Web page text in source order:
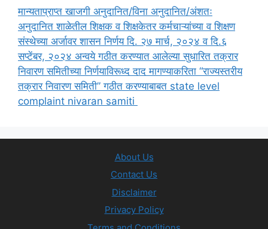
मान्यताप्राप्त खाजगी अनुदानित/विना अनुदानित/अंशतः
अनुदानित शाळेतील शिक्षक व शिक्षकेतर कर्मचाऱ्यांच्या व शिक्षण
संस्थेच्या अर्जावर शासन निर्णय दि. २७ मार्च, २०२४ व दि.६
सप्टेंबर, २०२४ अन्वये गठीत करण्यात आलेल्या सुधारित तक्रार
निवारण समितीच्या निर्णयाविरूध्द दाद मागण्याकरिता “राज्यस्तरीय
तक्रार निवारण समिती” गठीत करण्याबाबत state level
complaint nivaran samiti
About Us
Contact Us
Disclaimer
Privacy Policy